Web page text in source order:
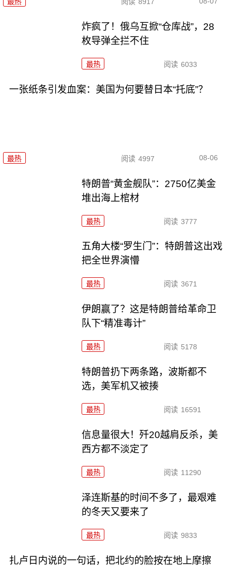
最热 阅读 8917
炸疯了！俄乌互掀“仓库战”，28
枚导弹全拦不住
最热 阅读 6033
一张纸条引发血案：美国为何要替日本“托底”？
最热 阅读 4997 08-06
特朗普“黄金舰队”：2750亿美金
堆出海上棺材
最热 阅读 3777
五角大楼“罗生门”：特朗普这出戏
把全世界演懵
最热 阅读 3671
伊朗赢了？这是特朗普给革命卫
队下“精准毒计”
最热 阅读 5178
特朗普扔下两条路，波斯都不
选，美军机又被揍
最热 阅读 16591
信息量很大！歼20越肩反杀，美
西方都不淡定了
最热 阅读 11290
泽连斯基的时间不多了，最艰难
的冬天又要来了
最热 阅读 9833
扎卢日内说的一句话，把北约的脸按在地上摩擦